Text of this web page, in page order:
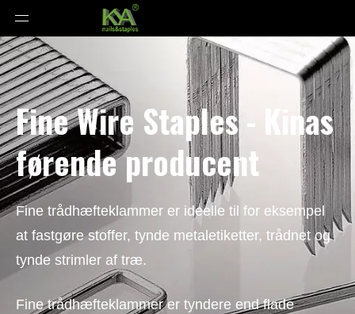
Fine Wire Staples - Kinas
førende producent
Fine trådhæfteklammer er ideelle til for eksempel
at fastgøre stoffer, tynde metaletiketter, trådnet og
tynde strimler af træ.
Fine trådhæfteklammer er tyndere end flade